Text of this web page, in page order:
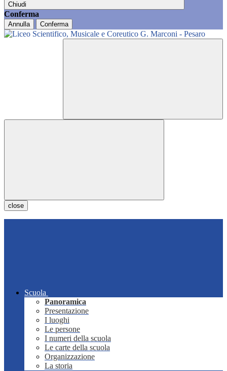
Chiudi
Conferma
Annulla Conferma
close
Scuola
Panoramica
Presentazione
I luoghi
Le persone
I numeri della scuola
Le carte della scuola
Organizzazione
La storia